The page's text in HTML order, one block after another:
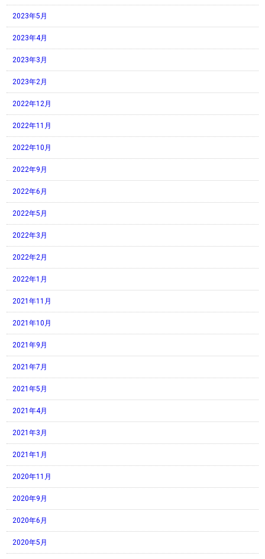
2023年5月
2023年4月
2023年3月
2023年2月
2022年12月
2022年11月
2022年10月
2022年9月
2022年6月
2022年5月
2022年3月
2022年2月
2022年1月
2021年11月
2021年10月
2021年9月
2021年7月
2021年5月
2021年4月
2021年3月
2021年1月
2020年11月
2020年9月
2020年6月
2020年5月